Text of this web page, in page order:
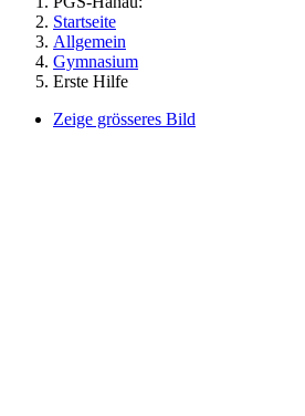
Startseite
Allgemein
Gymnasium
Erste Hilfe
Zeige grösseres Bild